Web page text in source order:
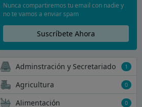
Nunca compartiremos tu email con nadie y
no te vamos a enviar spam
Suscríbete Ahora
Adminstración y Secretariado 1
Agricultura 0
Alimentación 0